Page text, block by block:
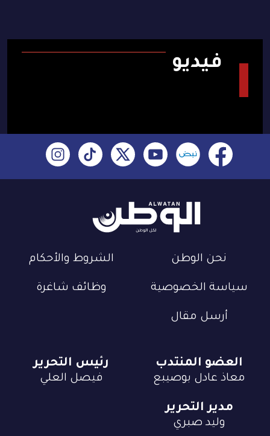
فيديو
نحن الوطن الشروط والأحكام
سياسة الخصوصية وظائف شاغرة
أرسل مقال
العضو المنتدب
معاذ عادل بوصيبع
رئيس التحرير
فيصل العلي
مدير التحرير
وليد صبري